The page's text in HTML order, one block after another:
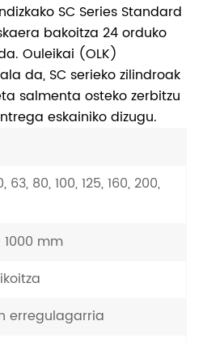
SC Series Standard
bakoitza 24 orduko
Ouleikai (OLK)
da, SC serieko zilindroak
salmenta osteko zerbitzu
eskainiko dizugu.
63, 80, 100, 125, 160, 200,
mm
erregulagarria